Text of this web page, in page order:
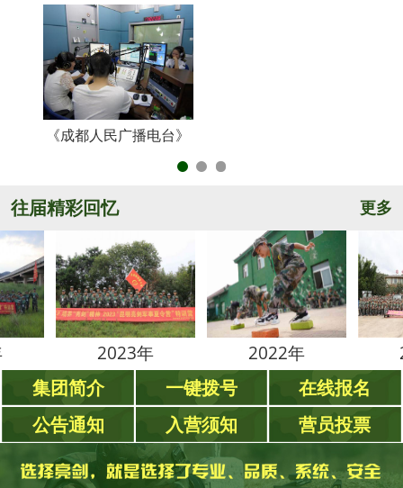
《成都人民广播电台》
往届精彩回忆 更多
2023年 2022年 2021
集团简介 一键拨号
在线报名
公告通知
入营须知 营员投票